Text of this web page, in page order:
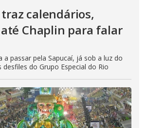
calendários,
Chaplin para falar
a passar pela Sapucaí, já sob a luz do
do Grupo Especial do Rio